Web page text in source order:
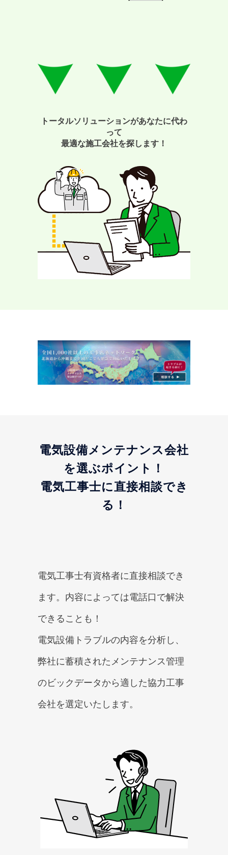
トータルソリューションがあなたに代わ
って
最適な施工会社を探します！
電気設備メンテナンス会社
を選ぶポイント！
電気工事士に直接相談でき
る！
電気工事士有資格者に直接相談でき
ます。内容によっては電話口で解決
できることも！
電気設備トラブルの内容を分析し、
弊社に蓄積されたメンテナンス管理
のビックデータから適した協力工事
会社を選定いたします。